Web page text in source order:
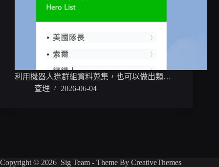
利用機器人進群組資料蒐集，也可以做出類…
查理
2026-06-04
Copyright © 2026 Sig Team - Theme By CreativeThemes